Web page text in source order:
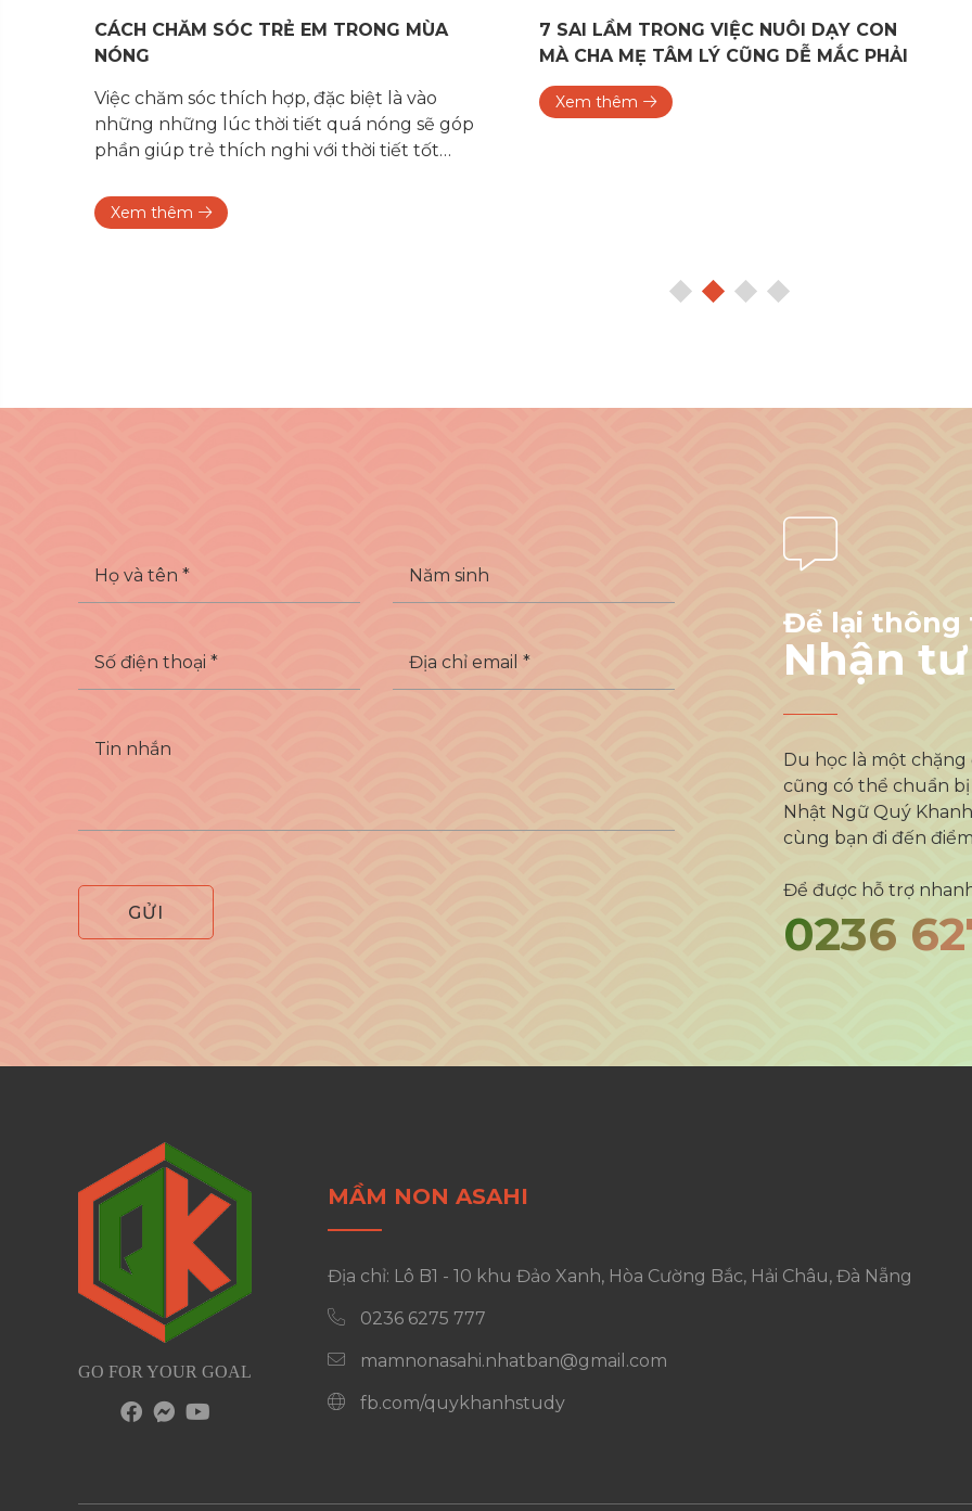
CÁCH CHĂM SÓC TRẺ EM TRONG MÙA
NÓNG
Việc chăm sóc thích hợp, đặc biệt là vào
những những lúc thời tiết quá nóng sẽ góp
phần giúp trẻ thích nghi với thời tiết tốt
tốt hơn
Xem thêm
7 SAI LẦM TRONG VIỆC NUÔI DẠY CON
MÀ CHA MẸ TÂM LÝ CŨNG DỄ MẮC PHẢI
Xem thêm
Để lại thông
Nhận
Du học là một
cũng có thể chuẩn
Nhật Ngữ Quý
cùng bạn đi đến
Để được hỗ trợ
0236
GO FOR YOUR GOAL
MẦM NON ASAHI
Địa chỉ: Lô B1 - 10 khu Đảo Xanh, Hòa Cường Bắc, Hải Châu, Đà Nẵng
0236 6275 777
mamnonasahi.nhatban@gmail.com
fb.com/quykhanhstudy